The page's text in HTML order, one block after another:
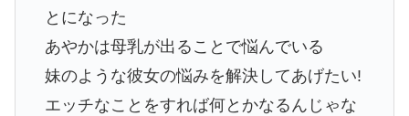
とになった
あやかは母乳が出ることで悩んでいる
妹のような彼女の悩みを解決してあげたい!
エッチなことをすれば何とかなるんじゃな